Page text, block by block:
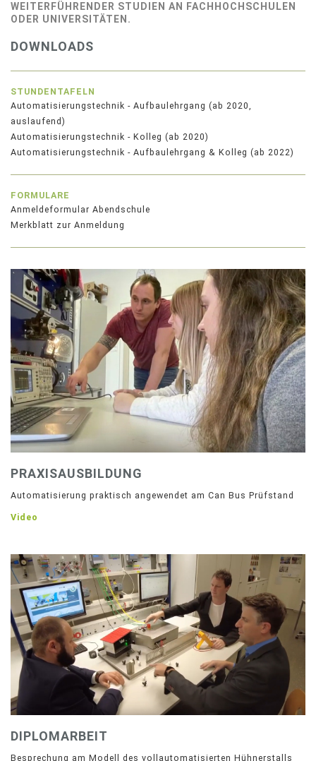
WEITERFÜHRENDER STUDIEN AN FACHHOCHSCHULEN
ODER UNIVERSITÄTEN.
DOWNLOADS
STUNDENTAFELN
Automatisierungstechnik - Aufbaulehrgang (ab 2020,
auslaufend)
Automatisierungstechnik - Kolleg (ab 2020)
Automatisierungstechnik - Aufbaulehrgang & Kolleg (ab 2022)
FORMULARE
Anmeldeformular Abendschule
Merkblatt zur Anmeldung
PRAXISAUSBILDUNG
Automatisierung praktisch angewendet am Can Bus Prüfstand
Video
DIPLOMARBEIT
Besprechung am Modell des vollautomatisierten Hühnerstalls